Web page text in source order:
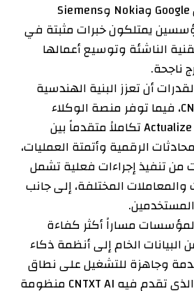
عالمية مرموقة مثل Google وNokia وSiemens
يمتلكون خبرات مثبتة في
الناشئة وتوسيع أعمالها
ناجحة.
أن تعزز البنية الهندسية
والبحثية لدى CNTXT AI، فيما توفر منصة الوكلاء
الذكية التي طورتها Actualize تكاملاً متقدماً بين
الرقمية وأتمتة العمليات،
تنفيذ إجراءات فعلية تشمل
والمعاملات المختلفة، إلى جانب
مساراً أكثر كفاءة
البيانات الخام إلى أنظمة ذكاء
وجاهزة للتشغيل على نطاق
الإنتاج. ففي الوقت الذي تقدم فيه CNTXT AI منظومة